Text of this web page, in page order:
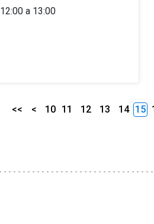
12:00 a 13:00
<< < 10 11 12 13 14 15